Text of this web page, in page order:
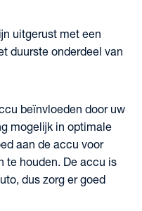
uitgerust met een
duurste onderdeel van
beïnvloeden door uw
mogelijk in optimale
aan de accu voor
te houden. De accu is
dus zorg er goed